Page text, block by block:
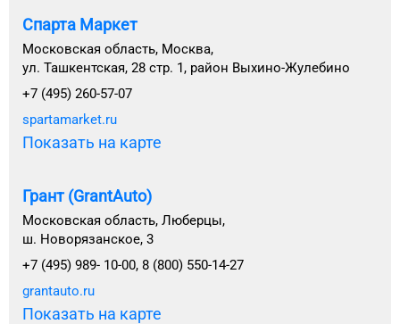
Спарта Маркет
Московская область, Москва,
ул. Ташкентская, 28 стр. 1, район Выхино-Жулебино
+7 (495) 260-57-07
spartamarket.ru
Показать на карте
Грант (GrantAuto)
Московская область, Люберцы,
ш. Новорязанское, 3
+7 (495) 989- 10-00, 8 (800) 550-14-27
grantauto.ru
Показать на карте